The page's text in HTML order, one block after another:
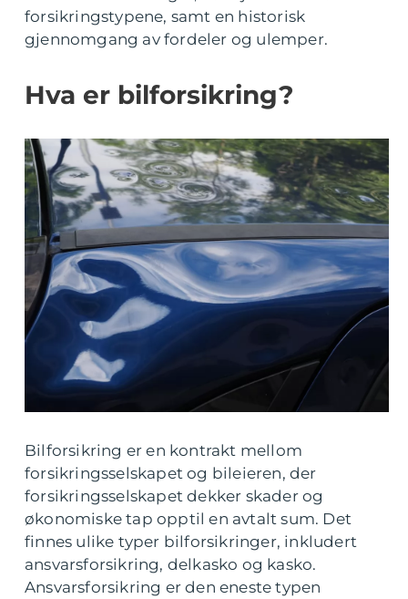
forsikringstypene, samt en historisk
gjennomgang av fordeler og ulemper.
Hva er bilforsikring?
Bilforsikring er en kontrakt mellom
forsikringsselskapet og bileieren, der
forsikringsselskapet dekker skader og
økonomiske tap opptil en avtalt sum. Det
finnes ulike typer bilforsikringer, inkludert
ansvarsforsikring, delkasko og kasko.
Ansvarsforsikring er den eneste typen